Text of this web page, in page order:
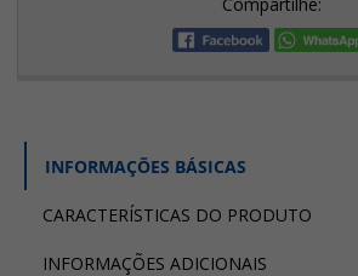
INFORMAÇÕES BÁSICAS
CARACTERÍSTICAS DO PRODUTO
INFORMAÇÕES ADICIONAIS